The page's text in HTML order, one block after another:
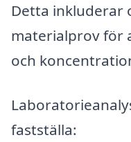
Detta inkluderar
materialprov för
och
fastställa: